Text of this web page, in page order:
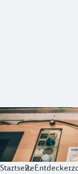
Arbeiten auf
Kanzel ist gleich
Startseite